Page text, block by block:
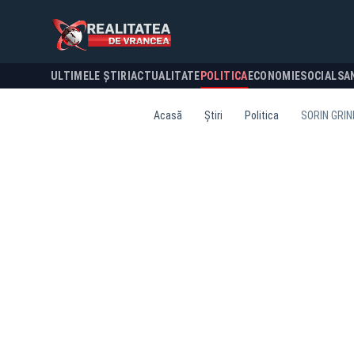
ULTIMELE ȘTIRI ACTUALITATE POLITICA ECONOMIESOCIAL
Acasă Știri Politica SORIN